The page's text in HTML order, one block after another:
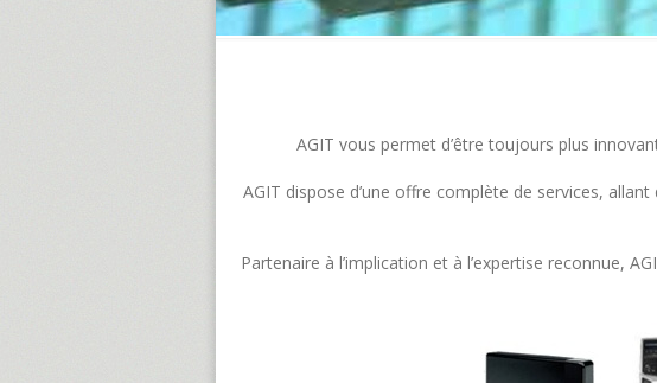
AGIT vous permet d’être toujours plus
AGIT dispose d’une offre complète de services,
Partenaire à l’implication et à l’expertise reconnue,